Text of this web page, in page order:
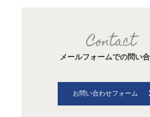
メールフォームでの問い
お問い合わせフォーム